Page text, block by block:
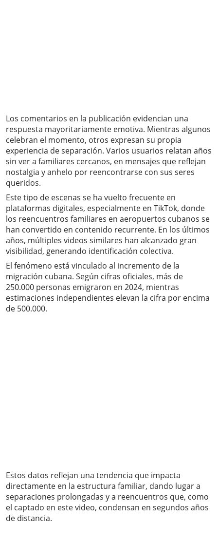
Los comentarios en la publicación evidencian una
respuesta mayoritariamente emotiva. Mientras algunos
celebran el momento, otros expresan su propia
experiencia de separación. Varios usuarios relatan años
sin ver a familiares cercanos, en mensajes que reflejan
nostalgia y anhelo por reencontrarse con sus seres
queridos.
Este tipo de escenas se ha vuelto frecuente en
plataformas digitales, especialmente en TikTok, donde
los reencuentros familiares en aeropuertos cubanos se
han convertido en contenido recurrente. En los últimos
años, múltiples videos similares han alcanzado gran
visibilidad, generando identificación colectiva.
El fenómeno está vinculado al incremento de la
migración cubana. Según cifras oficiales, más de
250.000 personas emigraron en 2024, mientras
estimaciones independientes elevan la cifra por encima
de 500.000.
Estos datos reflejan una tendencia que impacta
directamente en la estructura familiar, dando lugar a
separaciones prolongadas y a reencuentros que, como
el captado en este video, condensan en segundos años
de distancia.